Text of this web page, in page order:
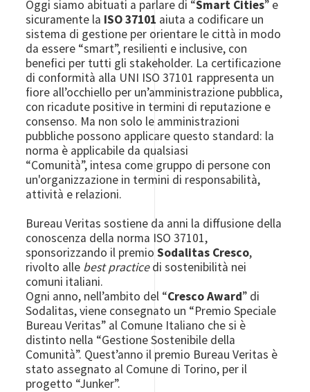
Oggi siamo abituati a parlare di “Smart Cities” e
sicuramente la ISO 37101 aiuta a codificare un
sistema di gestione per orientare le città in modo
da essere “smart”, resilienti e inclusive, con
benefici per tutti gli stakeholder. La certificazione
di conformità alla UNI ISO 37101 rappresenta un
fiore all’occhiello per un’amministrazione pubblica,
con ricadute positive in termini di reputazione e
consenso. Ma non solo le amministrazioni
pubbliche possono applicare questo standard: la
norma è applicabile da qualsiasi
“Comunità”, intesa come gruppo di persone con
un'organizzazione in termini di responsabilità,
attività e relazioni.
Bureau Veritas sostiene da anni la diffusione della
conoscenza della norma ISO 37101,
sponsorizzando il premioSodalitas Cresco,
rivolto alle best practicedi sostenibilità nei
comuni italiani.
Ogni anno, nell’ambito del “Cresco Award” di
Sodalitas, viene consegnato un “Premio Speciale
Bureau Veritas” al Comune Italiano che si è
distinto nella “Gestione Sostenibile della
Comunità”. Quest’anno il premio Bureau Veritas è
stato assegnato al Comune di Torino, per il
progetto “Junker”.